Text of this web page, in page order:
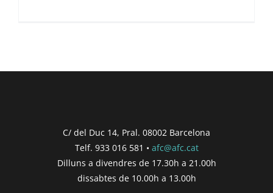
C/ del Duc 14, Pral. 08002 Barcelona
Telf. 933 016 581 • afc@afc.cat
Dilluns a divendres de 17.30h a 21.00h
dissabtes de 10.00h a 13.00h